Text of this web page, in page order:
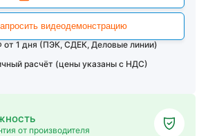
видеодемонстрацию
от 1 дня (ПЭК, СДЕК, Деловые линии)
расчёт (цены указаны с НДС)
от производителя